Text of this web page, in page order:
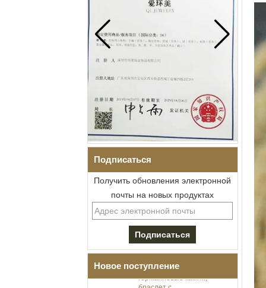
Подписаться
Получить обновления электронной
почты на новых продуктах
Новое поступление
нержавеющей стали 304 с
черным цирконием,
керамика,
раскладывающаяся
застежка с двойным
германиевые камни,
терапевтическими